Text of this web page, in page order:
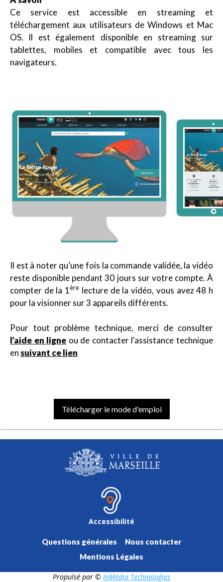
Ce service est accessible en streaming et
téléchargement aux utilisateurs de Windows et Mac
OS. Il est également disponible en streaming sur
tablettes, mobiles et compatible avec tous les
navigateurs.
Il est à noter qu’une fois la commande validée, la vidéo
reste disponible pendant 30 jours sur votre compte. À
compter de la 1ère lecture de la vidéo, vous avez 48 h
pour la visionner sur 3 appareils différents.
Pour tout problème technique, merci de consulter
l’aide en ligne ou de contacter l'assistance technique
ensuivant ce lien
Télécharger le mode d'emploi
Accessibilité
Questions générales
Nous contacter
Mentions Légales
Propulsé par © InMédia Technologies